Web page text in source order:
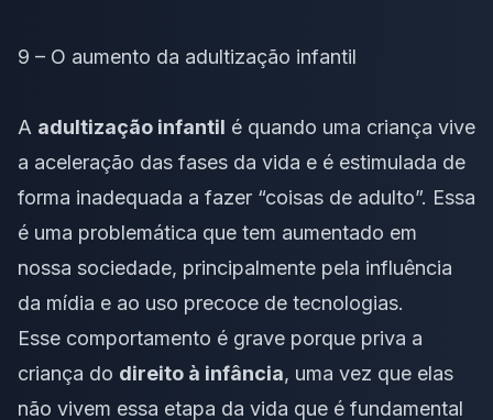
9 – O aumento da adultização infantil
A adultização infantil é quando uma criança vive
a aceleração das fases da vida e é estimulada de
forma inadequada a fazer “coisas de adulto”. Essa
é uma problemática que tem aumentado em
nossa sociedade, principalmente pela influência
da mídia e ao uso precoce de tecnologias.
Esse comportamento é grave porque priva a
criança do direito à infância, uma vez que elas
não vivem essa etapa da vida que é fundamental